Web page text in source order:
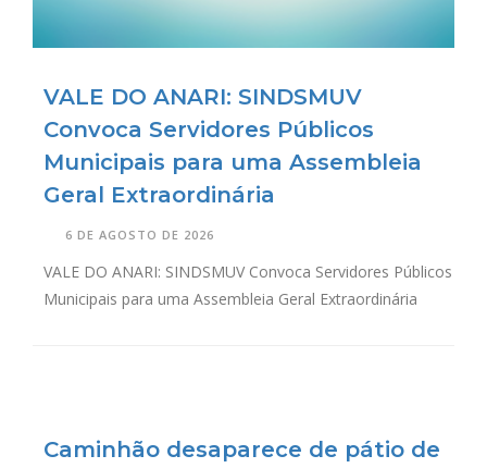
VALE DO ANARI: SINDSMUV
Convoca Servidores Públicos
Municipais para uma Assembleia
Geral Extraordinária
6 DE AGOSTO DE 2026
VALE DO ANARI: SINDSMUV Convoca Servidores Públicos
Municipais para uma Assembleia Geral Extraordinária
Caminhão desaparece de pátio de